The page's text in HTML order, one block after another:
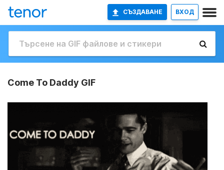
СЪЗДАВАНЕ ВХОД
Come To Daddy GIF